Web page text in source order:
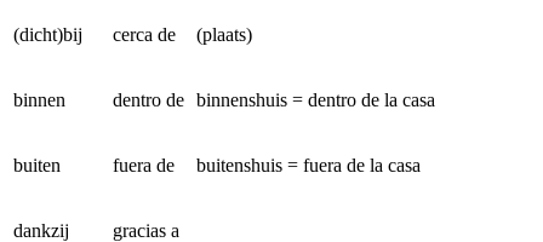
(dicht)bij cerca de (plaats)
binnen dentro de binnenshuis = dentro de la casa
buiten fuera de buitenshuis = fuera de la casa
dankzij gracias a